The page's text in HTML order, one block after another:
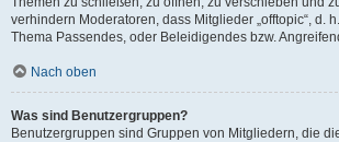
verhindern Moderatoren, dass Mitglieder „offtopic“, d.
Thema Passendes, oder Beleidigendes bzw.
Nach oben
Was sind Benutzergruppen?
Benutzergruppen sind Gruppen von Mitgliedern, die